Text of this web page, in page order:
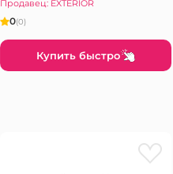
Продавец: EXTERIOR
0(0)
Купить быстро